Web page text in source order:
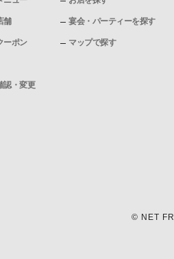
舗
ーポン
認・変更
宴会・パーティーを探す
マップで探す
© NET